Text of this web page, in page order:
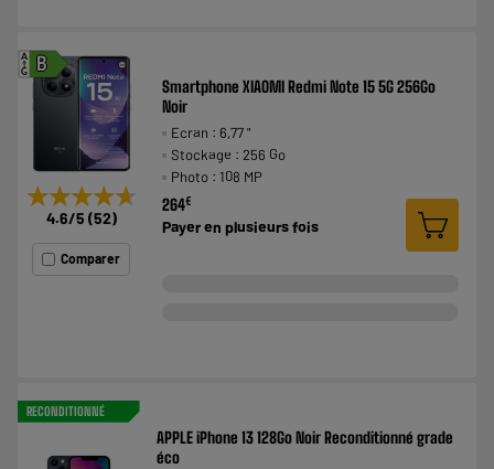
B
A
G
★★★★★
★★★★★
4.6/5 (52)
Comparer
Smartphone XIAOMI Redmi Note 15 5G 256Go
Noir
Ecran : 6,77 "
Stockage : 256 Go
Photo : 108 MP
264€
Payer en plusieurs fois
RECONDITIONNÉ
APPLE iPhone 13 128Go Noir Reconditionné grade
éco